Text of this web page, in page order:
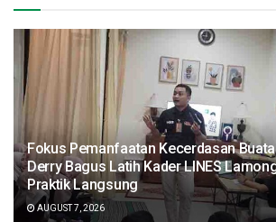
Fokus Pemanfaatan Kecerdasan
Derry Bagus Latih Kader LINES
Praktik Langsung
AUGUST 7, 2026